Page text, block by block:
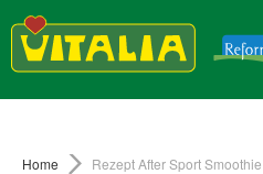
Home Rezept After Sport Smoothie